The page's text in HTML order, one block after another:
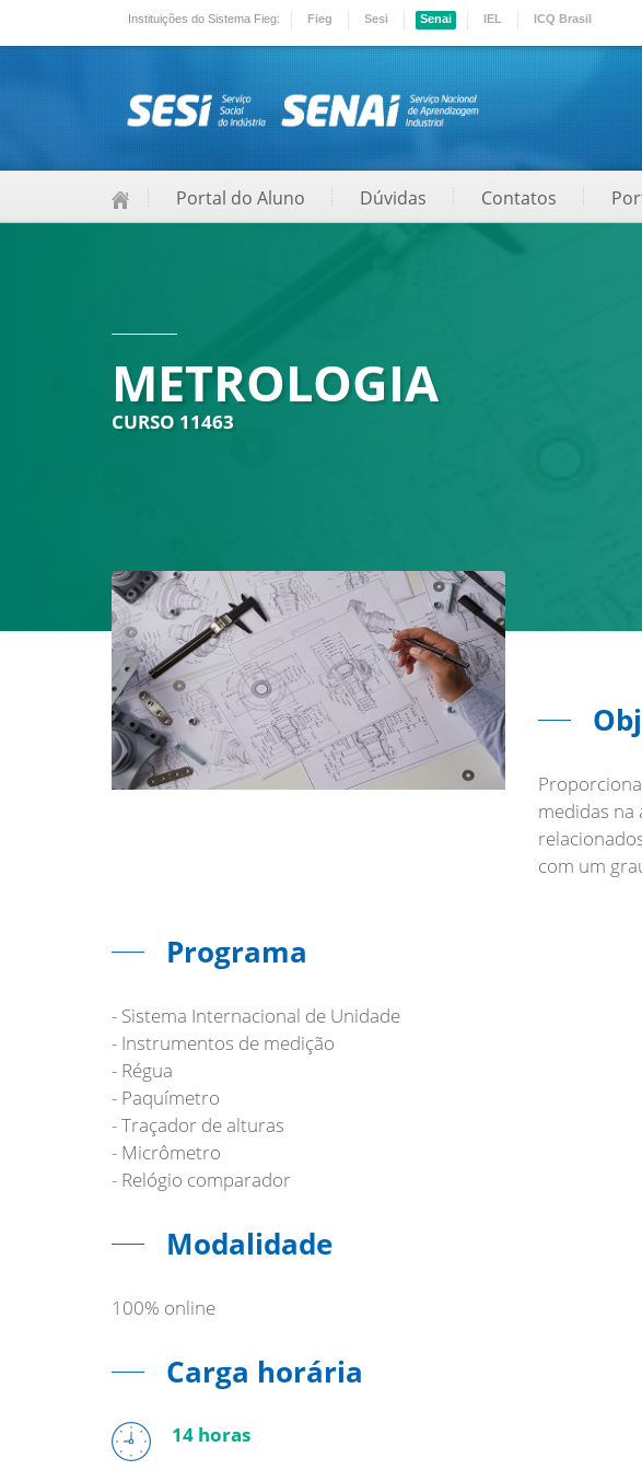
Instituições do Sistema Fieg: Fieg Sesi Senai IEL ICQ Brasil
Portal do Aluno Dúvidas Contatos
METROLOGIA
CURSO 11463
medidas na
com um
Programa
- Sistema Internacional de Unidade
- Instrumentos de medição
- Régua
- Paquímetro
- Traçador de alturas
- Micrômetro
Modalidade
100% online
Carga horária
14 horas